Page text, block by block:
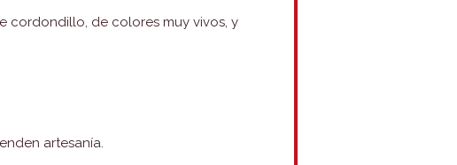
cordondillo, de colores muy vivos, y
artesanía.